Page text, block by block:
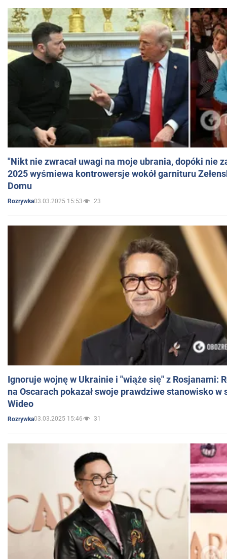
"Nikt nie zwracał uwagi na moje ubrania, dopóki nie
2025 wyśmiewa kontrowersje wokół garnituru
Domu
Rozrywka03.03.2025 15:53 23
Ignoruje wojnę w Ukrainie i "wiąże się" z Rosjanami:
na Oscarach pokazał swoje prawdziwe stanowisko w
Wideo
Rozrywka03.03.2025 15:46 31